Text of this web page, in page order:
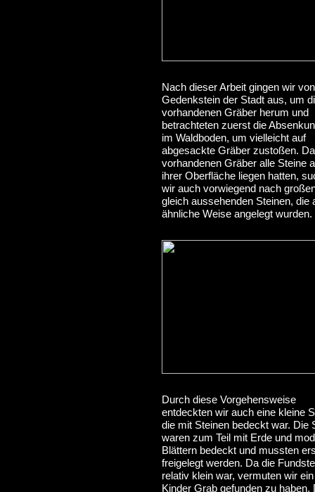
Nach dieser Arbeit gingen wir
Gedenkstein der Stadt aus, um
vorhandenen Gräber herum und
betrachteten zuerst die
im Waldboden, um vielleicht auf
abgesackte Gräber zustoßen.
vorhandenen Gräber alle Steine
ihrer Oberfläche liegen hatten,
wir auch vorwiegend nach
gleich aussehenden Steinen, die
ähnliche Weise angelegt wurden.
Durch diese Vorgehensweise
entdeckten wir auch eine kleine
die mit Steinen bedeckt war. Die
waren zum Teil mit Erde und
Blättern bedeckt und mussten
freigelegt werden. Da die
relativ klein war, vermuten wir ein
Kinder Grab gefunden zu haben.